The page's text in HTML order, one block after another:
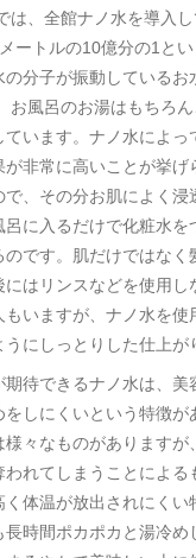
は、全館ナノ水を導入
ートルの10億分の1と
の分子が振動している
お風呂のお湯はもちろ
ています。ナノ水によっ
非常に高いことが挙げ
、その分お肌によく浸
呂に入るだけで化粧水を
です。肌だけではなく
はリンスなどを使用し
もいますが、ナノ水を使
にしっとりした仕上が
期待できるナノ水は、美
をしにくいという特徴が
様々なものがあります
れてしまうことによる
体温が放出されにくい
時間ポカポカと湯冷め